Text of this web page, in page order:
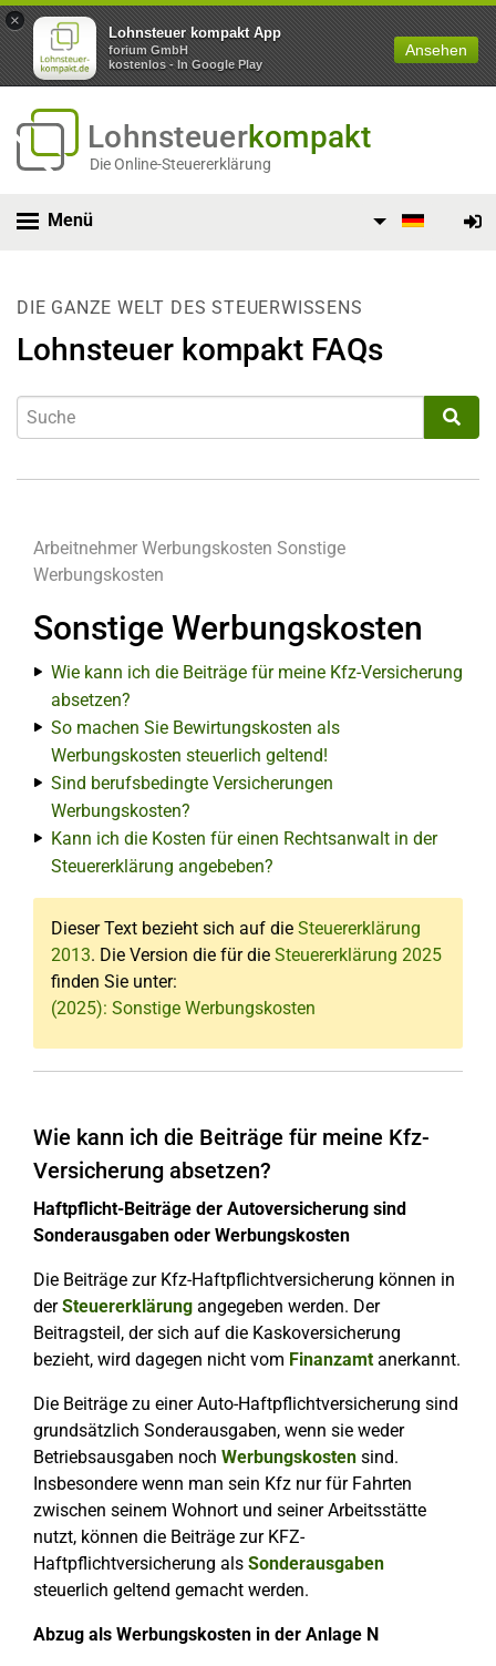
×
Lohnsteuer kompakt App
forium GmbH
kostenlos - In Google Play
Ansehen
Lohnsteuerkompakt
Die Online-Steuererklärung
Menü
DIE GANZE WELT DES STEUERWISSENS
Lohnsteuer kompakt FAQs
Arbeitnehmer Werbungskosten Sonstige
Werbungskosten
Sonstige Werbungskosten
Wie kann ich die Beiträge für meine Kfz-Versicherung
absetzen?
So machen Sie Bewirtungskosten als
Werbungskosten steuerlich geltend!
Sind berufsbedingte Versicherungen
Werbungskosten?
Kann ich die Kosten für einen Rechtsanwalt in der
Steuererklärung angebeben?
Dieser Text bezieht sich auf die Steuererklärung
2013. Die Version die für die Steuererklärung 2025
finden Sie unter:
(2025): Sonstige Werbungskosten
Wie kann ich die Beiträge für meine Kfz-
Versicherung absetzen?
Haftpflicht-Beiträge der Autoversicherung sind
Sonderausgaben oder Werbungskosten
Die Beiträge zur Kfz-Haftpflichtversicherung können in
derSteuererklärung angegeben werden. Der
Beitragsteil, der sich auf die Kaskoversicherung
bezieht, wird dagegen nicht vom Finanzamtanerkannt.
Die Beiträge zu einer Auto-Haftpflichtversicherung sind
grundsätzlich Sonderausgaben, wenn sie weder
Betriebsausgaben noch Werbungskosten sind.
Insbesondere wenn man sein Kfz nur für Fahrten
zwischen seinem Wohnort und seiner Arbeitsstätte
nutzt, können die Beiträge zur KFZ-
Haftpflichtversicherung als Sonderausgaben
steuerlich geltend gemacht werden.
Abzug als Werbungskosten in der Anlage N